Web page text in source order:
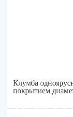
Клумба
покрытием